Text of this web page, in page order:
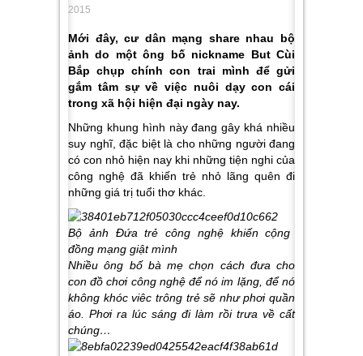
2015
Mới đây, cư dân mạng share nhau bộ
ảnh do một ông bố nickname But Cùi
Bắp chụp chính con trai mình để gửi
gắm tâm sự về việc nuôi dạy con cái
trong xã hội hiện đại ngày nay.
Những khung hình này đang gây khá nhiều
suy nghĩ, đặc biệt là cho những người đang
có con nhỏ hiện nay khi những tiện nghi của
công nghệ đã khiến trẻ nhỏ lãng quên đi
những giá trị tuổi thơ khác.
Nhiều ông bố bà mẹ chọn cách đưa cho
con đồ chơi công nghệ để nó im lặng, để nó
không khóc viêc trông trẻ sẽ như phơi quần
áo. Phơi ra lúc sáng đi làm rồi trưa về cất
chúng…